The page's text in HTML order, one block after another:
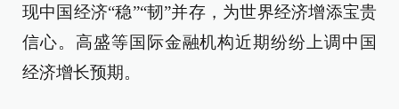
现中国经济“稳”“韧”并存，为世界经济增添宝贵
信心。高盛等国际金融机构近期纷纷上调中国
经济增长预期。